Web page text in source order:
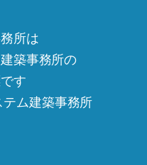
所は
築事務所の
す
ム建築事務所